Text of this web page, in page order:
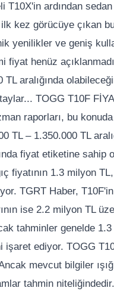
ardından
kez görücüye çıkan
yenilikler ve geniş
fiyat henüz
TL aralığında
TOGG T10F
raporları, bu
TL – 1.350.000 TL
fiyat etiketine sahip
fiyatının 1.3 milyon
TGRT Haber,
ise 2.2 milyon TL
tahminler genelde
ediyor. TOGG
mevcut bilgiler
tahmin